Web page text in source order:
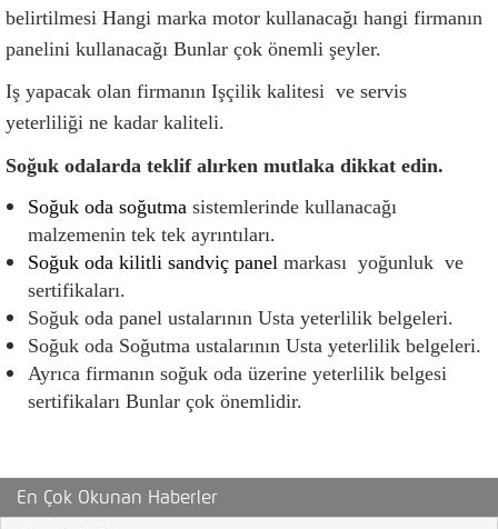
belirtilmesi Hangi marka motor kullanacağı hangi firmanın
panelini kullanacağı Bunlar çok önemli şeyler.
Iş yapacak olan firmanın Işçilik kalitesi  ve servis
yeterliliği ne kadar kaliteli.
Soğuk odalarda teklif alırken mutlaka dikkat edin.
Soğuk oda soğutma sistemlerinde kullanacağı
malzemenin tek tek ayrıntıları.
Soğuk oda kilitli sandviç panel markası  yoğunluk  ve
sertifikaları.
Soğuk oda panel ustalarının Usta yeterlilik belgeleri.
Soğuk oda Soğutma ustalarının Usta yeterlilik belgeleri.
Ayrıca firmanın soğuk oda üzerine yeterlilik belgesi
sertifikaları Bunlar çok önemlidir.
En Çok Okunan Haberler